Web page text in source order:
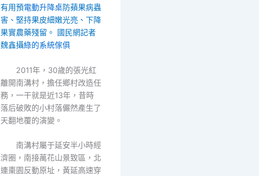
有用預電動升降桌防蘋果病蟲
害、堅持果皮細嫩光亮、下降
果實農藥殘留。 國民網記者
魏鑫攝綠的系統傢俱
2011年，30歲的張光紅
離開南溝村，擔任鄉村改造任
務，一干就是近13年，昔時
落后破敗的小村落儼然產生了
天翻地覆的演變。
南溝村屬于延安半小時經
濟圈，南接萬花山景致區，北
連棗園反動原址，黃延高速穿